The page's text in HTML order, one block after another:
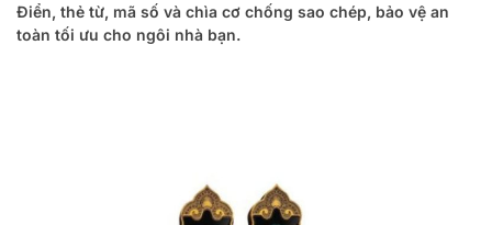
Điển, thẻ từ, mã số và chìa cơ chống sao chép, bảo vệ an
toàn tối ưu cho ngôi nhà bạn.